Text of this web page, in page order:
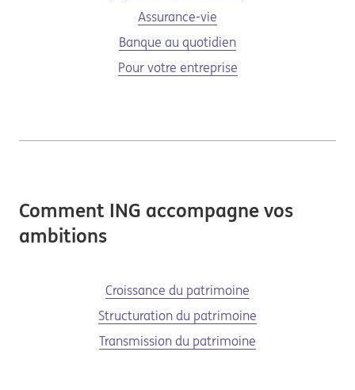
Assurance-vie
Banque au quotidien
Pour votre entreprise
Comment ING accompagne vos
ambitions
Croissance du patrimoine
Structuration du patrimoine
Transmission du patrimoine